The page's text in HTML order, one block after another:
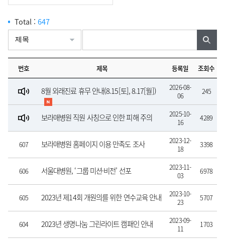
Total : 647
번호 제목 등록일 조회수
8월 외래진료 휴무 안내(8.15[토], 8.17[월])
2026-08-
06
245
보라매병원 직원 사칭으로 인한 피해 주의
2025-10-
16
4289
607
보라매병원 홈페이지 이용 만족도 조사
2023-12-
18
3398
606 서울대병원, ‘그룹 미션·비전’ 선포
2023-11-
03
6978
605
2023년 제14회 개원의를 위한 연수교육 안내
2023-10-
23
5707
604 2023년 생명나눔 그린라이트 캠패인 안내
2023-09-
11
1703